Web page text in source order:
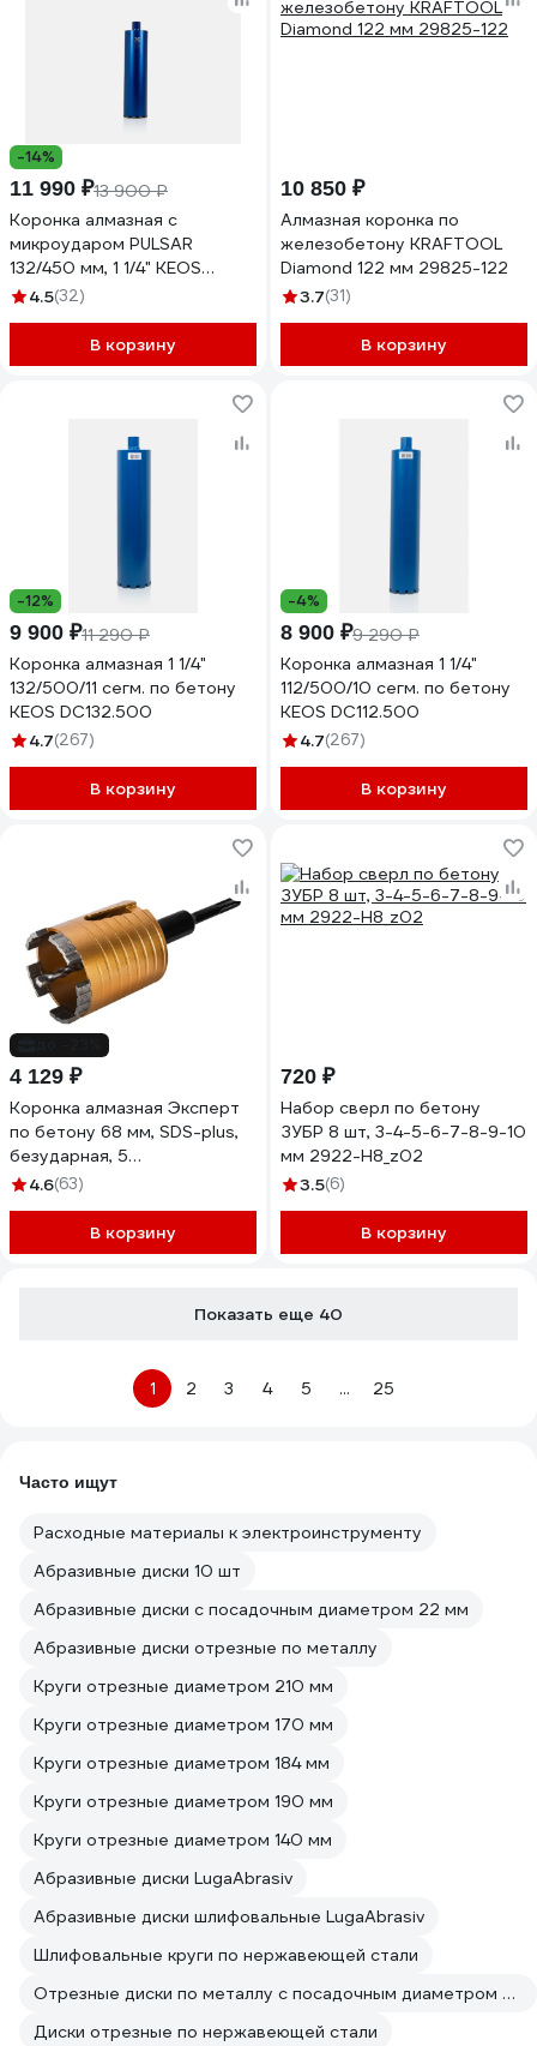
-14%
11 990 ₽13 900 ₽
Коронка алмазная с
микроударом PULSAR
132/450 мм, 1 1/4" KEOS
DCL132.450
4.5(32)
В корзину
10 850 ₽
Алмазная коронка по
железобетону KRAFTOOL
Diamond 122 мм 29825-122
3.7(31)
В корзину
-12%
9 900 ₽11 290 ₽
Коронка алмазная 1 1/4"
132/500/11 сегм. по бетону
KEOS DC132.500
4.7(267)
В корзину
-4%
8 900 ₽9 290 ₽
Коронка алмазная 1 1/4"
112/500/10 сегм. по бетону
KEOS DC112.500
4.7(267)
В корзину
4 129 ₽
Коронка алмазная Эксперт
по бетону 68 мм, SDS-plus,
безударная, 5
турбосегментов 10 мм
4.6(63)
В корзину
720 ₽
Набор сверл по бетону
ЗУБР 8 шт, 3-4-5-6-7-8-9-10
мм 2922-H8_z02
3.5(6)
В корзину
Показать еще 40
1 2 3 4 5 ... 25
Часто ищут
Расходные материалы к электроинструменту
Абразивные диски 10 шт
Абразивные диски с посадочным диаметром 22 мм
Абразивные диски отрезные по металлу
Круги отрезные диаметром 210 мм
Круги отрезные диаметром 170 мм
Круги отрезные диаметром 184 мм
Круги отрезные диаметром 190 мм
Круги отрезные диаметром 140 мм
Абразивные диски LugaAbrasiv
Абразивные диски шлифовальные LugaAbrasiv
Шлифовальные круги по нержавеющей стали
Отрезные диски по металлу с посадочным диаметром 22 мм
Диски отрезные по нержавеющей стали